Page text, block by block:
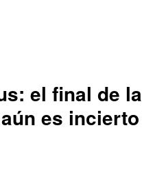
el final de la
es incierto